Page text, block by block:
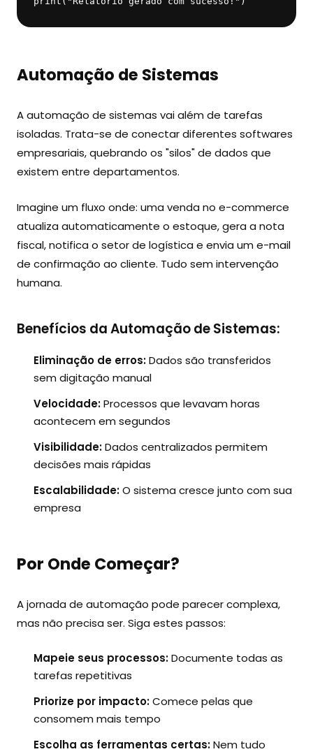
Automação de Sistemas
A automação de sistemas vai além de tarefas
isoladas. Trata-se de conectar diferentes softwares
empresariais, quebrando os "silos" de dados que
existem entre departamentos.
Imagine um fluxo onde: uma venda no e-commerce
atualiza automaticamente o estoque, gera a nota
fiscal, notifica o setor de logística e envia um e-mail
de confirmação ao cliente. Tudo sem intervenção
humana.
Benefícios da Automação de Sistemas:
Eliminação de erros:Dados são transferidos
sem digitação manual
Velocidade:Processos que levavam horas
acontecem em segundos
Visibilidade:Dados centralizados permitem
decisões mais rápidas
Escalabilidade:O sistema cresce junto com sua
empresa
Por Onde Começar?
A jornada de automação pode parecer complexa,
mas não precisa ser. Siga estes passos:
Mapeie seus processos:Documente todas as
tarefas repetitivas
Priorize por impacto:Comece pelas que
consomem mais tempo
Escolha as ferramentas certas:Nem tudo